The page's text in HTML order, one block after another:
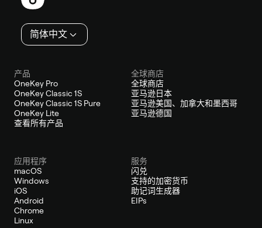
简体中文
产品
OneKey Pro
OneKey Classic 1S
OneKey Classic 1S Pure
OneKey Lite
查看所有产品
全球商店
全球商店
亚马逊日本
亚马逊美国、加拿大和墨西哥
亚马逊德国
应用程序
macOS
Windows
iOS
Android
Chrome
Linux
服务
闪兑
支持的加密货币
助记词生成器
EIPs